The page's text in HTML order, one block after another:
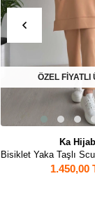
Ka Hijab
1.450,00
ÖZEL FİYATLI